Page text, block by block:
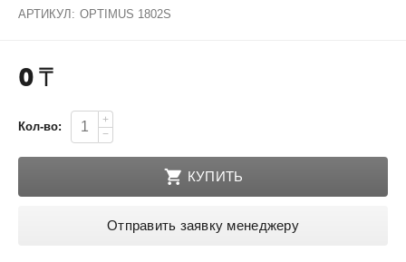
АРТИКУЛ: OPTIMUS 1802S
0₸
Кол-во:
+
−
КУПИТЬ
Отправить заявку менеджеру